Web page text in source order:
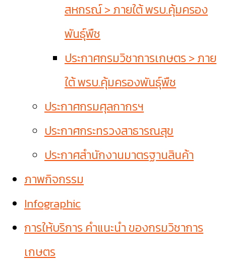
สหกรณ์ > ภายใต้ พรบ.คุ้มครอง
พันธุ์พืช
ประกาศกรมวิชาการเกษตร > ภาย
ใต้ พรบ.คุ้มครองพันธุ์พืช
ประกาศกรมศุลกากรฯ
ประกาศกระทรวงสาธารณสุข
ประกาศสำนักงานมาตรฐานสินค้า
ภาพกิจกรรม
Infographic
การให้บริการ คำแนะนำ ของกรมวิชาการ
เกษตร